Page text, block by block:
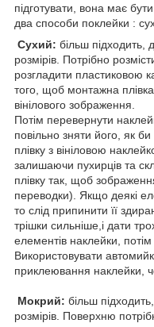
підготувати, вона має
два способи поклейки :
Сухий: більш підходить,
розмірів. Потрібно
розгладити пластиковою
того, щоб монтажна
вінілового зображення.
Потім перевернути
повільно зняти його, як
плівку з вініловою
залишаючи пухирців та
плівку так, щоб
переводки). Якщо деякі
то слід припинити її
трішки сильніше,і дати
елементів наклейки,
Використовувати
приклеювання наклейки,
Мокрий: більш
розмірів. Поверхню